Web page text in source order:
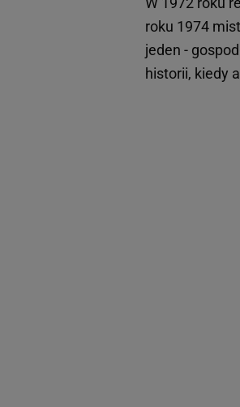
roku 1974
jeden -
historii, kiedy